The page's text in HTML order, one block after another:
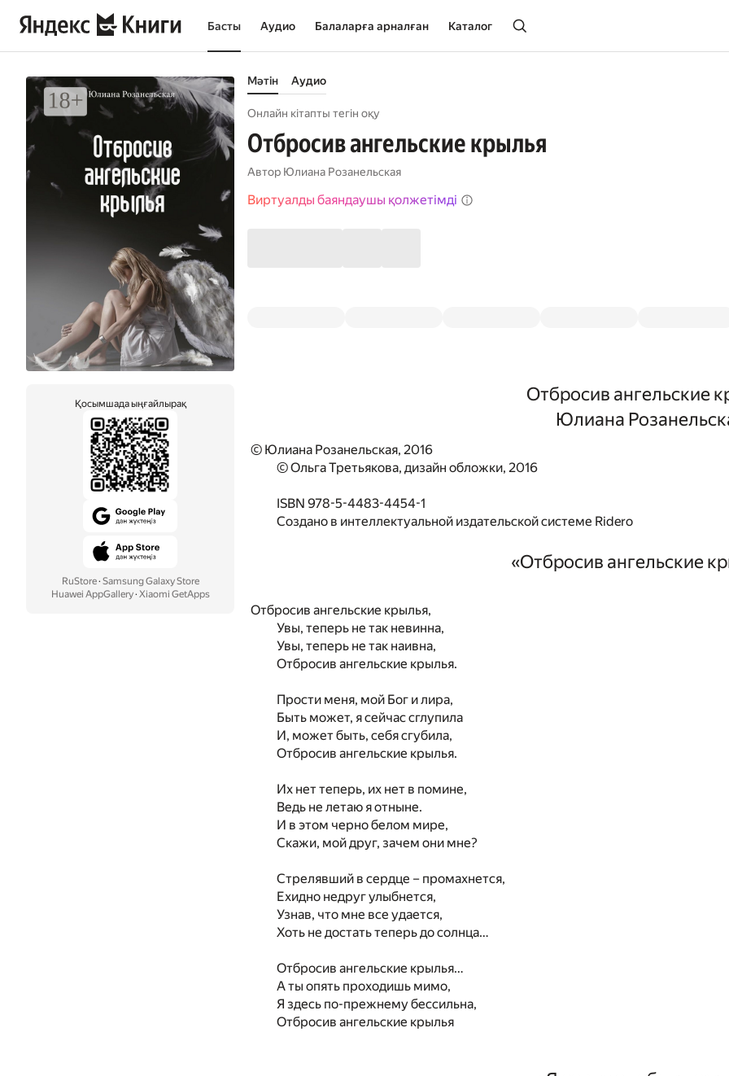
Басты Аудио Балаларға арналған Каталог
Қосымшада ыңғайлырақ
RuStore· Samsung Galaxy Store
Huawei AppGallery· Xiaomi GetApps
Мәтін Аудио
Онлайн кітапты тегін оқу
Отбросив ангельские крылья
Автор Юлиана Розанельская
Виртуалды баяндаушы қолжетімді
Отбросив ангельские
Юлиана
© Юлиана Розанельская, 2016
© Ольга Третьякова, дизайн обложки, 2016
ISBN 978-5-4483-4454-1
Создано в интеллектуальной издательской системе Ridero
«Отбросив ангельские
Отбросив ангельские крылья,
Увы, теперь не так невинна,
Увы, теперь не так наивна,
Отбросив ангельские крылья.
Прости меня, мой Бог и лира,
Быть может, я сейчас сглупила
И, может быть, себя сгубила,
Отбросив ангельские крылья.
Их нет теперь, их нет в помине,
Ведь не летаю я отныне.
И в этом черно белом мире,
Скажи, мой друг, зачем они мне?
Стрелявший в сердце – промахнется,
Ехидно недруг улыбнется,
Узнав, что мне все удается,
Хоть не достать теперь до солнца…
Отбросив ангельские крылья…
А ты опять проходишь мимо,
Я здесь по-прежнему бессильна,
Отбросив ангельские крылья